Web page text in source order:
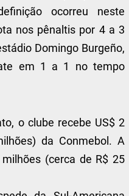
ocorreu neste
nos pênaltis por 4 a 3
Domingo Burgeño,
em 1 a 1 no tempo
o clube recebe US$ 2
da Conmebol. A
(cerca de R$ 25